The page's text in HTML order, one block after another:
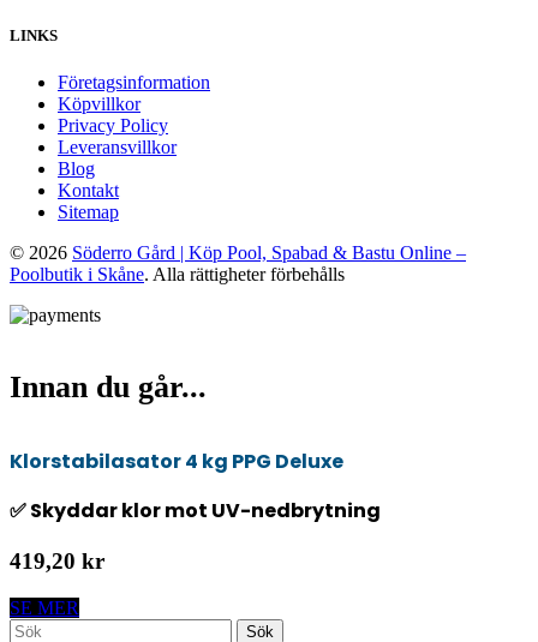
LINKS
Företagsinformation
Köpvillkor
Privacy Policy
Leveransvillkor
Blog
Kontakt
Sitemap
© 2026 Söderro Gård | Köp Pool, Spabad & Bastu Online –
Poolbutik i Skåne. Alla rättigheter förbehålls
Innan du går...
Klorstabilasator 4 kg PPG Deluxe
✅ Skyddar klor mot UV-nedbrytning
419,20 kr
SE MER
Sök